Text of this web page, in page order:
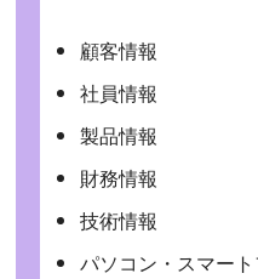
顧客情報
社員情報
製品情報
財務情報
技術情報
パソコン・スマー